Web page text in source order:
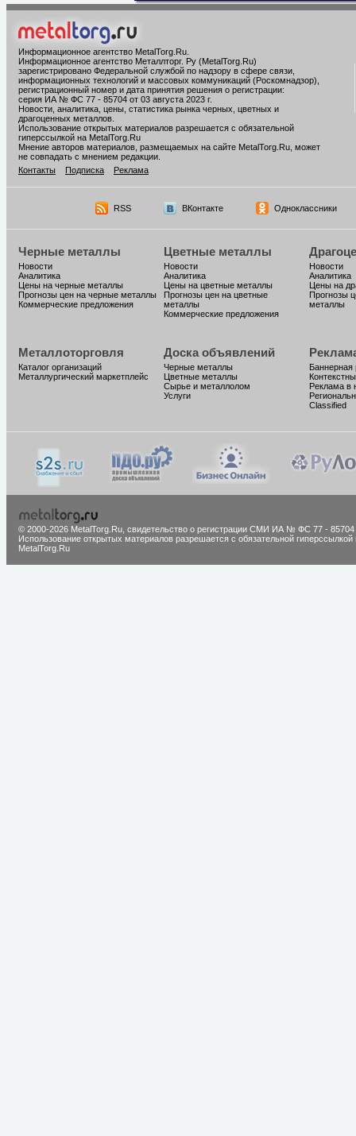
Информационное агентство MetalTorg.Ru
Информационное агентство Металлторг. Ру (MetalTorg.Ru)
зарегистрировано Федеральной службой по надзору в сфере связи,
информационных технологий и массовых коммуникаций (Роскомнадзор),
регистрационный номер и дата принятия решения о регистрации:
серия ИА № ФС 77 - 85704 от 03 августа 2023 г.
Новости, аналитика, цены, статистика рынка черных, цветных и
драгоценных металлов.
Использование открытых материалов разрешается с обязательной
гиперссылкой на MetalTorg.Ru
Мнение авторов материалов, размещаемых на сайте MetalTorg.Ru, может
не совпадать с мнением редакции.
Контакты
Подписка Реклама
RSS ВКонтакте Одноклассники
Черные металлы
Новости
Аналитика
Цены на черные металлы
Прогнозы цен на черные металлы
Коммерческие предложения
Цветные металлы
Новости
Аналитика
Цены на цветные металлы
Прогнозы цен на цветные
металлы
Коммерческие предложения
Новости
Аналитика
Цены на
Прогнозы
металлы
Металлоторговля
Каталог организаций
Металлургический маркетплейс
Доска объявлений
Черные металлы
Цветные металлы
Сырье и металлолом
Услуги
Баннерная
Реклама в
Classified
© 2000-2026 MetalTorg.Ru, cвидетельство о регистрации СМИ ИА № ФС 77 - 85704
Использование открытых материалов разрешается с обязательной гиперссылкой
MetalTorg.Ru